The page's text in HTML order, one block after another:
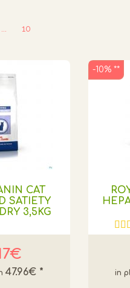
10
CAT
SATIETY
3,5KG
47.96€ *
-10% **